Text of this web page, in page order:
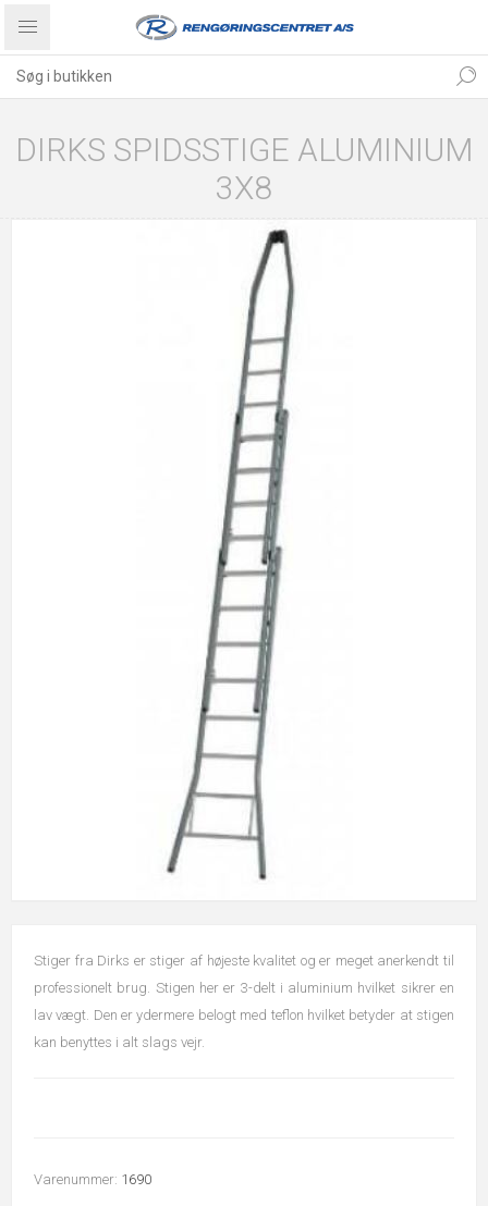
DIRKS SPIDSSTIGE ALUMINIUM
3X8
Stiger fra Dirks er stiger af højeste kvalitet og er meget anerkendt til
professionelt brug. Stigen her er 3-delt i aluminium hvilket sikrer en
lav vægt. Den er ydermere belogt med teflon hvilket betyder at stigen
kan benyttes i alt slags vejr.
Varenummer: 1690